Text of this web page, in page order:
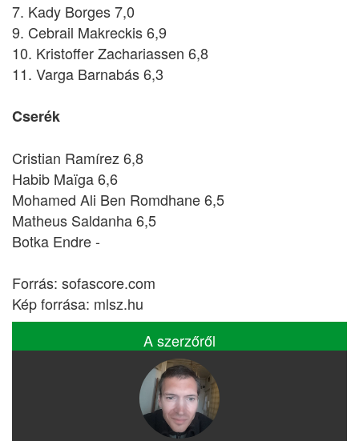
7. Kady Borges 7,0
9. Cebrail Makreckis 6,9
10. Kristoffer Zachariassen 6,8
11. Varga Barnabás 6,3
Cserék
Cristian Ramírez 6,8
Habib Maïga 6,6
Mohamed Ali Ben Romdhane 6,5
Matheus Saldanha 6,5
Botka Endre -
Forrás: sofascore.com
Kép forrása: mlsz.hu
A szerzőről